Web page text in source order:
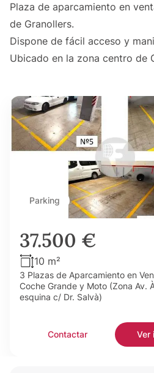
Plaza de aparcamiento en
de Granollers.
Dispone de fácil acceso y
Ubicado en la zona centro de
Parking
37.500 €
10 m²
3 Plazas de Aparcamiento en
Coche Grande y Moto (Zona Av.
esquina c/ Dr. Salvà)
Contactar Ver